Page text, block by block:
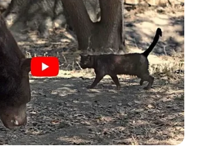
James Bond? Here's What